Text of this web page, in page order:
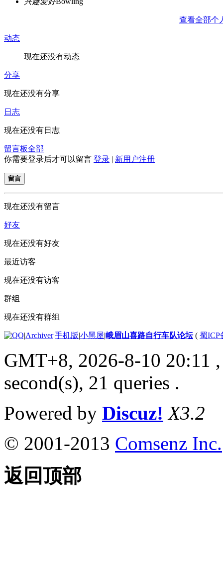
查看全部个
动态
现在还没有动态
分享
现在还没有分享
日志
现在还没有日志
留言板全部
你需要登录后才可以留言 登录 | 新用户注册
留言
现在还没有留言
好友
现在还没有好友
最近访客
现在还没有访客
群组
现在还没有群组
|Archiver|手机版|小黑屋|峨眉山喜路自行车队论坛( 蜀ICP
GMT+8, 2026-8-10 20:11
second(s), 21 queries .
Powered by Discuz! X3.2
© 2001-2013 Comsenz Inc.
返回顶部